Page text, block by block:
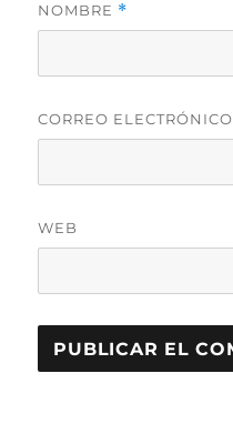
NOMBRE *
CORREO ELECTRÓNICO
WEB